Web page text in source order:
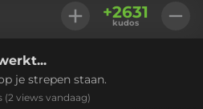
+2631
kudos
je strepen staan.
(2 views vandaag)